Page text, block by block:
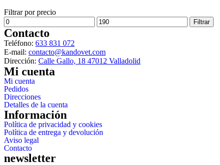
Filtrar por precio
Precio
mínimo
Precio
máximo
Filtrar
Contacto
Teléfono: 633 831 072
E-mail: contacto@kandovet.com
Dirección: Calle Gallo, 18 47012 Valladolid
Mi cuenta
Mi cuenta
Pedidos
Direcciones
Detalles de la cuenta
Información
Política de privacidad y cookies
Política de entrega y devolución
Aviso legal
Contacto
newsletter